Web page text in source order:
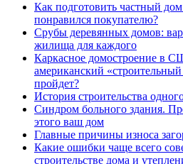
Как подготовить частный
понравился покупателю?
Срубы деревянных домов:
жилища для каждого
Каркасное домостроение в
американский
пройдет?
История строительства
Синдром больного здания.
этого ваш дом
Главные причины износа
Какие ошибки чаще всего
строительстве дома и